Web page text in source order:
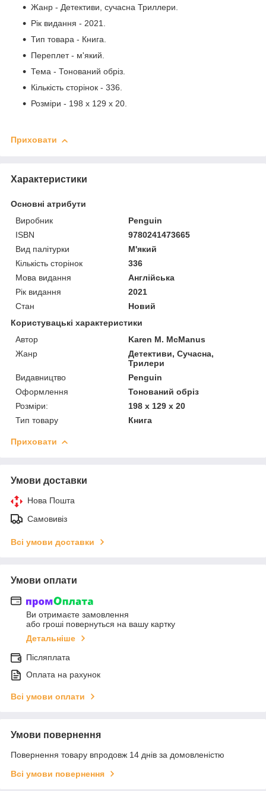
Жанр - Детективи, сучасна Триллери.
Рік видання - 2021.
Тип товара - Книга.
Переплет - м'який.
Тема - Тонований обріз.
Кількість сторінок - 336.
Розміри - 198 x 129 x 20.
Приховати
Характеристики
Основні атрибути
Виробник
Penguin
ISBN
9780241473665
Вид палітурки
М'який
Кількість сторінок
336
Мова видання
Англійська
Рік видання
2021
Стан
Новий
Користувацькі характеристики
Автор
Karen M. McManus
Жанр
Детективи, Сучасна,
Трилери
Видавництво
Penguin
Оформлення
Тонований обріз
Розміри:
198 x 129 x 20
Тип товару
Книга
Приховати
Умови доставки
Нова Пошта
Самовивіз
Всі умови доставки
Умови оплати
Ви отримаєте замовлення
або гроші повернуться на вашу картку
Детальніше
Післяплата
Оплата на рахунок
Всі умови оплати
Умови повернення
Повернення товару впродовж 14 днів за домовленістю
Всі умови повернення